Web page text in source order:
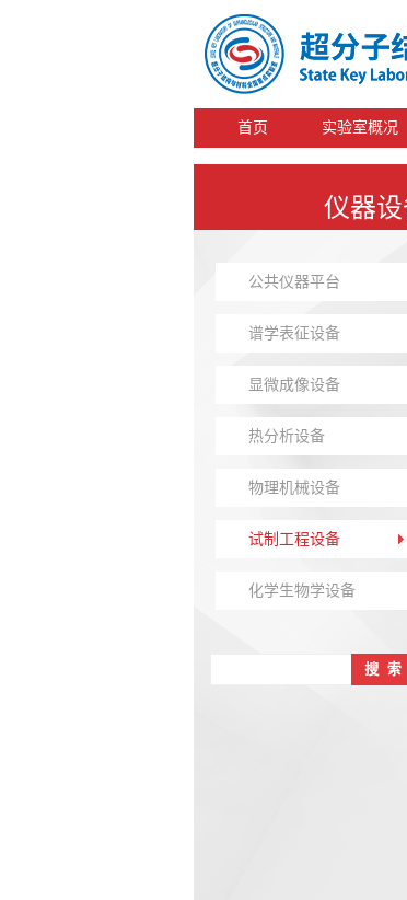
首页 实验室概况
仪器
公共仪器平台
谱学表征设备
显微成像设备
热分析设备
物理机械设备
试制工程设备
化学生物学设备